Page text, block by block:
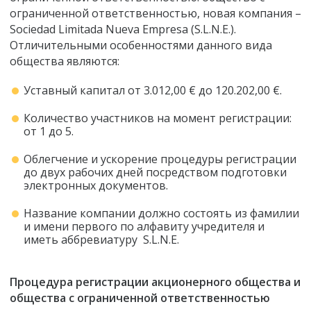
ограниченной ответственностью, новая компания –
Sociedad Limitada Nueva Empresa (S.L.N.E.).
Отличительными особенностями данного вида
общества являются:
Уставный капитал от 3.012,00 € до 120.202,00 €.
Количество участников на момент регистрации:
от 1 до 5.
Облегчение и ускорение процедуры регистрации
до двух рабочих дней посредством подготовки
электронных документов.
Название компании должно состоять из фамилии
и имени первого по алфавиту учредителя и
иметь аббревиатуру S.L.N.E.
Процедура регистрации акционерного общества и
общества с ограниченной ответственностью